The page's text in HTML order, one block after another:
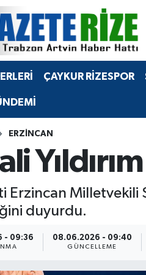
ÇAYKUR RİZESPOR
ERZINCAN
Erzincan Milletvekili
duyurdu.
- 09:36 08.06.2026 - 09:40
GÜNCELLEME
Haritası